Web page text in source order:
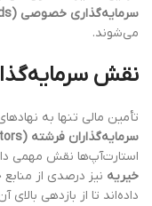
سرمایه‌گذاری خصوصی (PE Funds)
می‌شوند.
نقش
تأمین مالی تنها به
سرمایه‌گذاران فرشته (Angel Investors)
استارت‌آپ‌ها نقش مهمی
خیریه نیز درصدی از
داده‌اند تا از بازدهی